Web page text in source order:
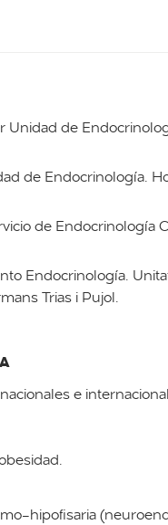
Unidad de
de Endocrinología.
de Endocrinología
Endocrinología.
Trias i Pujol.
e
hipofisaria